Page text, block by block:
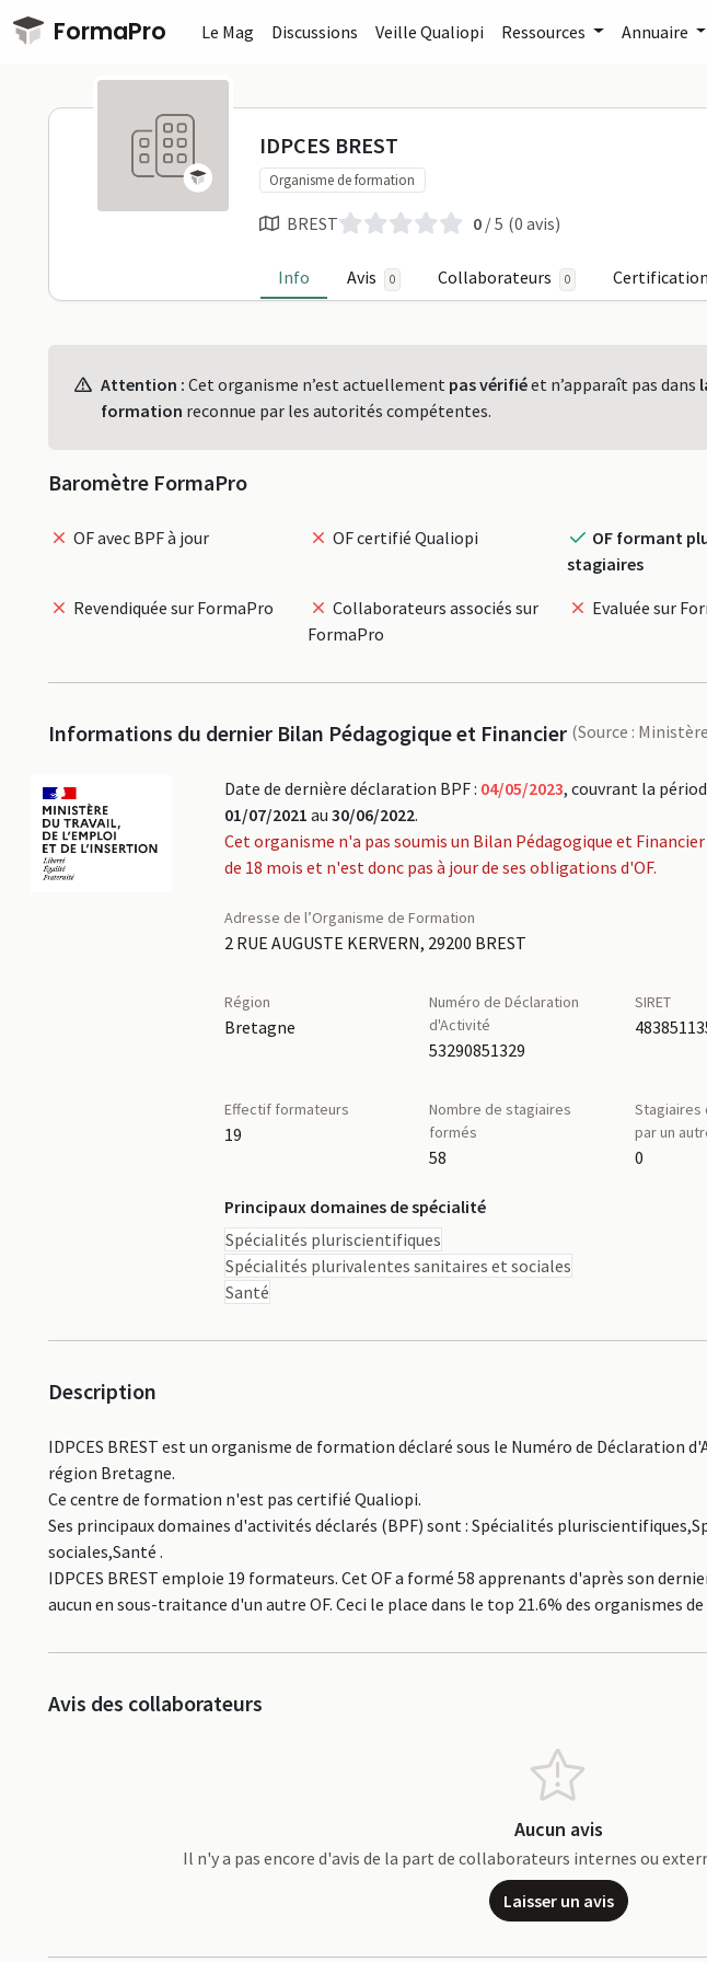
Passer au contenu principal
FormaPro Le Mag Discussions Veille Qualiopi Ressources Annuaire
IDPCES BREST sur
IDPCES BREST
Organisme de formation
BREST 0 / 5 (0 avis)
Info Avis 0 Collaborateurs 0
ProfilAttention : Cet organisme n’est actuellement pas vérifiéet n’apparaît pas dans
formation reconnue par les autorités compétentes.
Baromètre FormaPro
OF avec BPF à jour OF certifié Qualiopi
OF formant
stagiaires
Revendiquée sur FormaPro
Collaborateurs associés sur
FormaPro
Evaluée sur
Informations du dernier Bilan Pédagogique et Financier (Source :
Date de dernière déclaration BPF : 04/05/2023, couvrant la
01/07/2021 au 30/06/2022.
Cet organisme n'a pas soumis un Bilan Pédagogique et
de 18 mois et n'est donc pas à jour de ses obligations d'OF.
Adresse de l’Organisme de Formation
2 RUE AUGUSTE KERVERN, 29200 BREST
Région
Bretagne
Numéro de Déclaration
d'Activité
53290851329
SIRET
Effectif formateurs
19
Nombre de stagiaires
formés
58
Stagiaires
par un
0
Principaux domaines de spécialité
Spécialités pluriscientifiques
Spécialités plurivalentes sanitaires et sociales
Santé
Description
IDPCES BREST est un organisme de formation déclaré sous le Numéro de Déclaration
région Bretagne.
Ce centre de formation n'est pas certifié Qualiopi.
Ses principaux domaines d'activités déclarés (BPF) sont : Spécialités
sociales,Santé .
IDPCES BREST emploie 19 formateurs. Cet OF a formé 58 apprenants d'après son
aucun en sous-traitance d'un autre OF. Ceci le place dans le top 21.6% des organismes
Avis des collaborateurs
Aucun avis
Il n'y a pas encore d'avis de la part de collaborateurs internes ou
Laisser un avis